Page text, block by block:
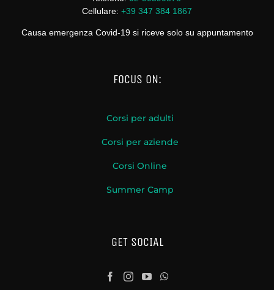
Cellulare: +39 347 384 1867
Causa emergenza Covid-19 si riceve solo su appuntamento
FOCUS ON:
Corsi per adulti
Corsi per aziende
Corsi Online
Summer Camp
GET SOCIAL